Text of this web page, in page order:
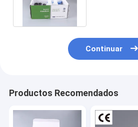
Continuar
Productos Recomendados